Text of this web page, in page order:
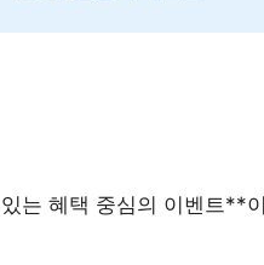
는 혜택 중심의 이벤트**